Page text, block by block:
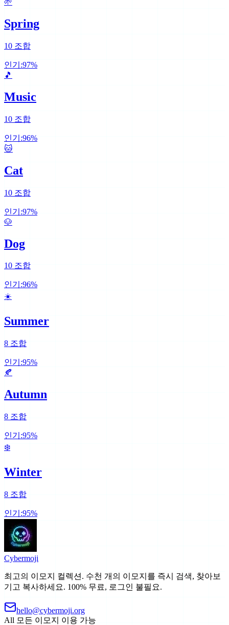
🌱
Spring
10 조합
인기:97%
🎵
Music
10 조합
인기:96%
🐱
Cat
10 조합
인기:97%
🐶
Dog
10 조합
인기:96%
☀️
Summer
8 조합
인기:95%
🍂
Autumn
8 조합
인기:95%
❄️
Winter
8 조합
인기:95%
Cybermoji
최고의 이모지 컬렉션. 수천 개의 이모지를 즉시 검색, 찾아보
기고 복사하세요. 100% 무료, 로그인 불필요.
hello@cybermoji.org
All 모든 이모지 이용 가능